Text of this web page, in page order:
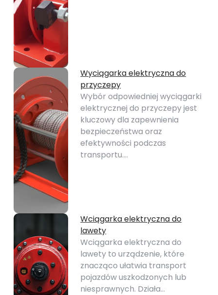
Wyciągarka elektryczna do
przyczepy
Wybór odpowiedniej wyciągarki
elektrycznej do przyczepy jest
kluczowy dla zapewnienia
bezpieczeństwa oraz
efektywności podczas
transportu.…
Wciągarka elektryczna do
lawety
Wciągarka elektryczna do
lawety to urządzenie, które
znacząco ułatwia transport
pojazdów uszkodzonych lub
niesprawnych. Działa…